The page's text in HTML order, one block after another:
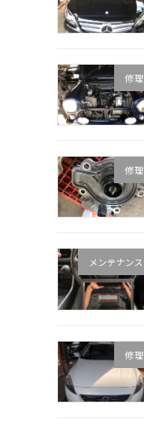
修理
修理
メンテナンス
修理